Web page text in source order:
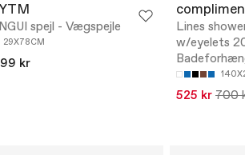
spejl - Vægspejle
29X78CM
kr
Lines
w/eyelets
525 kr 700